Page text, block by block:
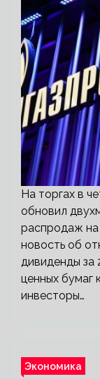
На торгах в
обновил
распродаж
новость об
дивиденды за
ценных бумаг
инвесторы…
Экономика